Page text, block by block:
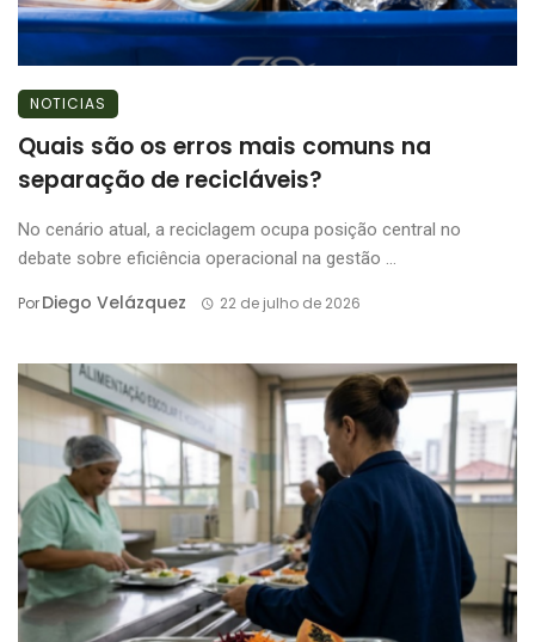
NOTICIAS
Quais são os erros mais comuns na
separação de recicláveis?
No cenário atual, a reciclagem ocupa posição central no
debate sobre eficiência operacional na gestão ...
PorDiego Velázquez 22 de julho de 2026